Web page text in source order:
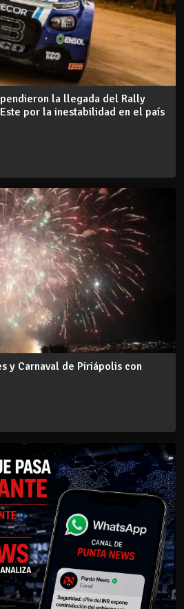
la llegada del Rally
por la inestabilidad en el país
y Carnaval de Piriápolis con